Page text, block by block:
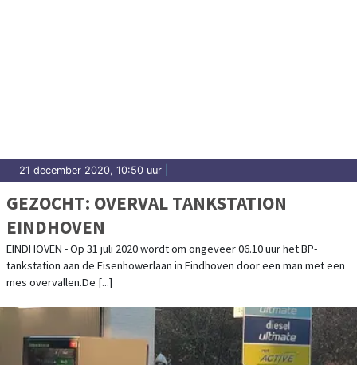
21 december 2020, 10:50 uur
GEZOCHT: OVERVAL TANKSTATION
EINDHOVEN
EINDHOVEN - Op 31 juli 2020 wordt om ongeveer 06.10 uur het BP-
tankstation aan de Eisenhowerlaan in Eindhoven door een man met een
mes overvallen.De [...]